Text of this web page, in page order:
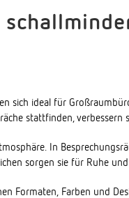
sich ideal für
stattfinden, verbessern
In
sorgen sie für Ruhe
Formaten, Farben und